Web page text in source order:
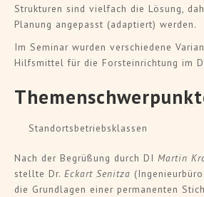
Strukturen sind vielfach die Lösung,
Planung angepasst (adaptiert) werden.
Im Seminar wurden verschiedene
Hilfsmittel für die Forsteinrichtung im
Standortsbetriebsklassen
Nach der Begrüßung durch DI Martin
stellte Dr. Eckart Senitza
die Grundlagen einer permanenten